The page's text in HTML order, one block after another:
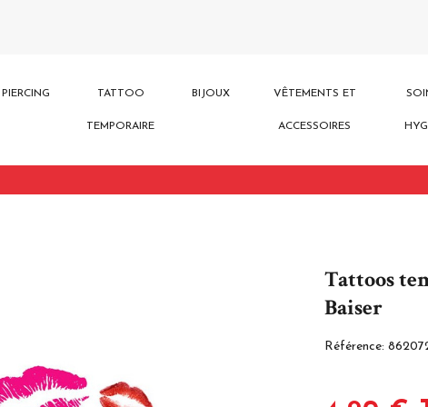
PIERCING TATTOO
TEMPORAIRE
BIJOUX VÊTEMENTS ET
ACCESSOIRES
Tattoos
Baiser
Référence: